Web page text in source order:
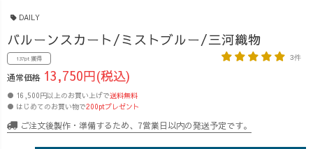
DAILY
バルーンスカート/ミストブルー/三河織物
137pt 獲得 3件
通常価格 13,750円(税込)
● 16,500円以上のお買い上げで送料無料
● はじめてのお買い物で200ptプレゼント
ご注文後製作・準備するため、7営業日以内の発送予定です。